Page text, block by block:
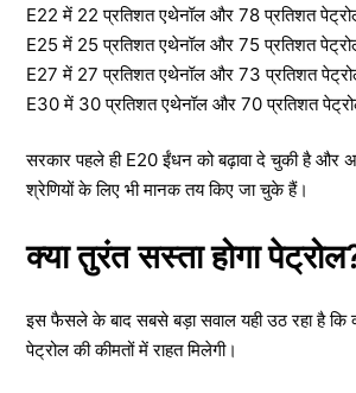
E22 में 22 प्रतिशत एथेनॉल और 78 प्रतिशत
E25 में 25 प्रतिशत एथेनॉल और 75 प्रतिशत
E27 में 27 प्रतिशत एथेनॉल और 73 प्रतिशत
E30 में 30 प्रतिशत एथेनॉल और 70 प्रतिशत
सरकार पहले ही E20 ईंधन को बढ़ावा दे चुकी है
श्रेणियों के लिए भी मानक तय किए जा चुके हैं।
क्या तुरंत सस्ता होगा
इस फैसले के बाद सबसे बड़ा सवाल यही उठ रहा है कि
पेट्रोल की कीमतों में राहत मिलेगी।